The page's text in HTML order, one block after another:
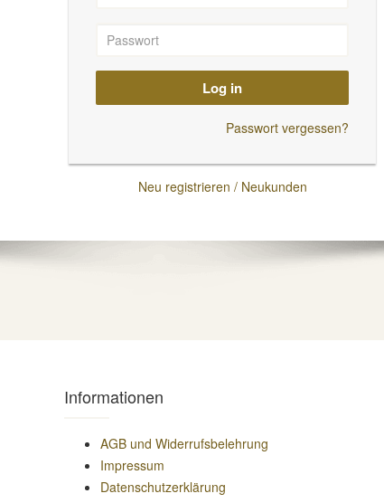
Log in
Passwort vergessen?
Neu registrieren / Neukunden
Informationen
AGB und Widerrufsbelehrung
Impressum
Datenschutzerklärung